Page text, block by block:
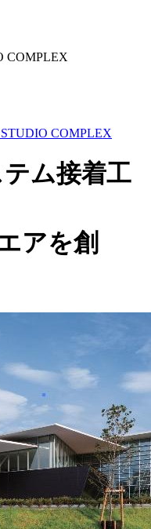
COMPLEX
COMPLEX
ム接着工
アを創